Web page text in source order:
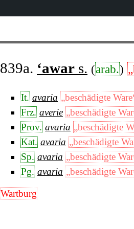
839a. ‘awar s. (arab.)
It. avaria „beschädigte
Frz. averie „beschädigte
Prov. avaria „beschädigte
Kat. avaria „beschädigte
Sp. avaria „beschädigte
Pg. avaria „beschädigte
Wartburg